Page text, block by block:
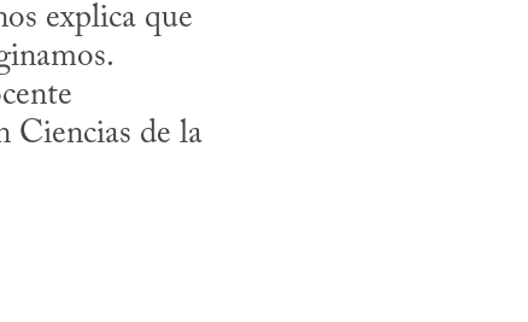
explica que
Ciencias de la